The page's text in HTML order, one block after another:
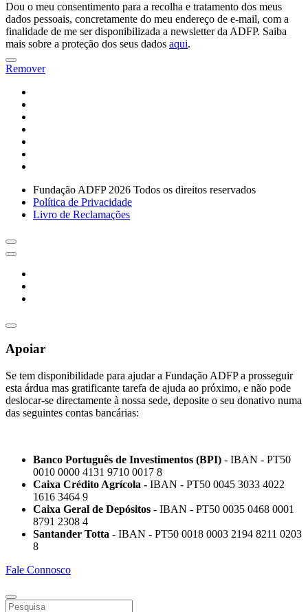
Dou o meu consentimento para a recolha e tratamento dos meus
dados pessoais, concretamente do meu endereço de e-mail, com a
finalidade de me ser disponibilizada a newsletter da ADFP. Saiba
mais sobre a proteção dos seus dados aqui.
Remover
Fundação ADFP 2026 Todos os direitos reservados
Política de Privacidade
Livro de Reclamações
Apoiar
Se tem disponibilidade para ajudar a Fundação ADFP a prosseguir
esta árdua mas gratificante tarefa de ajuda ao próximo, e não pode
deslocar-se directamente à nossa sede, deposite o seu donativo numa
das seguintes contas bancárias:
Banco Português de Investimentos (BPI) - IBAN - PT50
0010 0000 4131 9710 0017 8
Caixa Crédito Agrícola - IBAN - PT50 0045 3033 4022
1616 3464 9
Caixa Geral de Depósitos - IBAN - PT50 0035 0468 0001
8791 2308 4
Santander Totta - IBAN - PT50 0018 0003 2194 8211 0203
8
Fale Connosco